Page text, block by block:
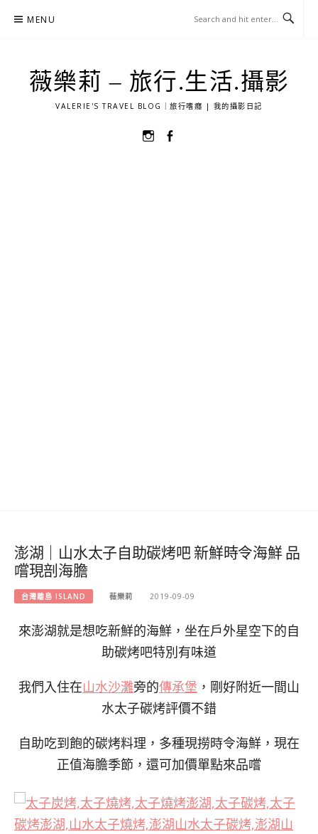
MENU
薇樂莉 – 旅行.生活.攝影
VALERIE'S TRAVEL BLOG｜旅行嗜癮 | 我的攝影日記
選
澎湖｜山水太子自助碳烤吧 新鮮時令海鮮 品
嚐現剖海膽
台灣離島 ISLAND 薇樂莉 2019-09-09
來澎湖就是想吃新鮮的海鮮，坐在戶外星空下的自
助碳烤吧特別有味道
我們入住在山水沙灘旁的傳承堡 ，剛好附近一間山
水太子碳烤評價不錯
自助吃到飽的碳烤料理，多種現撈時令海鮮，現在
正值海膽季節，還可加價單點來品嚐